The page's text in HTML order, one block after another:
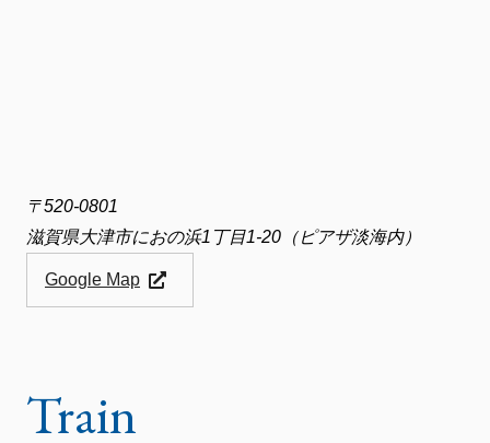
〒520-0801
滋賀県大津市におの浜1丁目1-20（ピアザ淡海内）
Google Map